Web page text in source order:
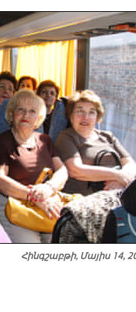
Հինգշաբթի, Մայիս 14,